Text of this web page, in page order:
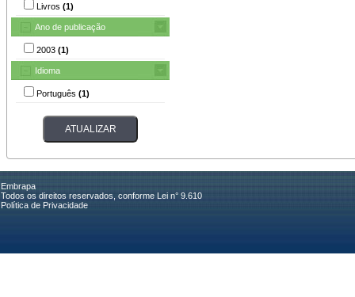
Livros (1)
Ano de publicação
2003 (1)
Idioma
Português (1)
Embrapa
Todos os direitos reservados, conforme Lei n° 9.610
Política de Privacidade